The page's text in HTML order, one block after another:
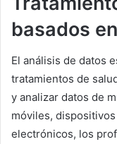
basados
El análisis de datos
tratamientos de
y analizar datos de
móviles,
electrónicos, los